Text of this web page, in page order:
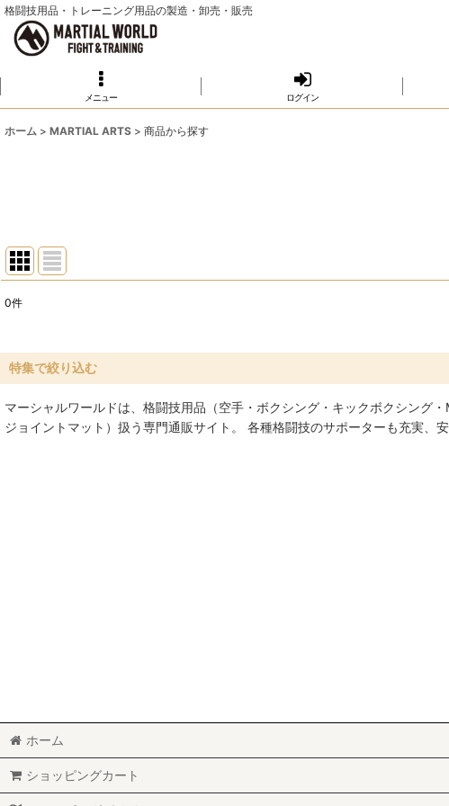
格闘技用品・トレーニング用品の製造・卸売・販売
メニュー ログイン
ホーム > MARTIAL ARTS > 商品から探す
並び順:
0件
特集で絞り込む
空手
レスリング
RUGBY
MARTIAL WORLD
マーシャルワールドは、格闘技用品（空手・ボクシング・キックボクシング
ジョイントマット）扱う専門通販サイト。 各種格闘技のサポーターも充実、
ホーム
ショッピングカート